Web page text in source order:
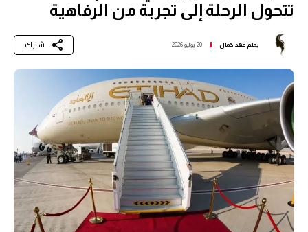
تتحول الرحلة إلى تجربة من الرفاهية
بقلم عهد كمال 20 يوليو 2026 شارك